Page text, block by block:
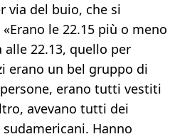
via del buio, che si
le 22.15 più o meno
22.13, quello per
erano un bel gruppo di
erano tutti vestiti
avevano tutti dei
Hanno